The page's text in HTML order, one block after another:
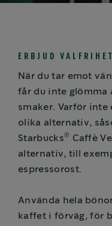
ERBJUD VALFRIHET
När du tar emot
får du inte glömma
smaker. Varför inte
olika alternativ,
Starbucks® Caffè
alternativ, till
espressorost.
Använda hela
kaffet i förväg, för